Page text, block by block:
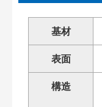
基材
表面
構造